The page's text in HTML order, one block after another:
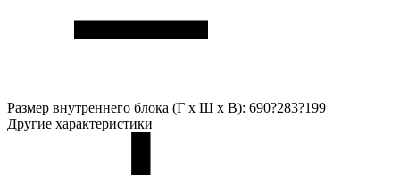
Размер внутреннего блока (Г х Ш х В): 690?283?199
Другие характеристики